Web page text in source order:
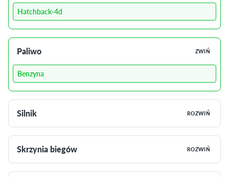
Hatchback-4d
Paliwo ZWIŃ
Benzyna
Silnik ROZWIŃ
Skrzynia biegów ROZWIŃ